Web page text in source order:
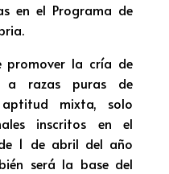
en el Programa de
promover la cría de
a razas puras de
mixta, solo
inscritos en el
1 de abril del año
será la base del